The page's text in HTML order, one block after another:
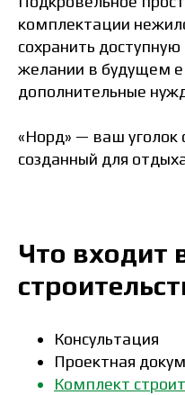
комплектации
сохранить
желании в будущем
дополнительные
«Норд» — ваш уголок
созданный для
Что входит
Консультация
Проектная
Комплект